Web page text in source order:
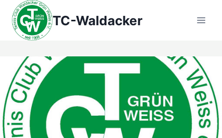
Zum
Inhalt
springen
TC-Waldacker